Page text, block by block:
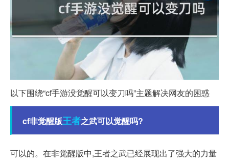
以下围绕“cf手游没觉醒可以变刀吗”主题解决网友的困惑
cf非觉醒版王者之武可以觉醒吗?
可以的。在非觉醒版中,王者之武已经展现出了强大的力量